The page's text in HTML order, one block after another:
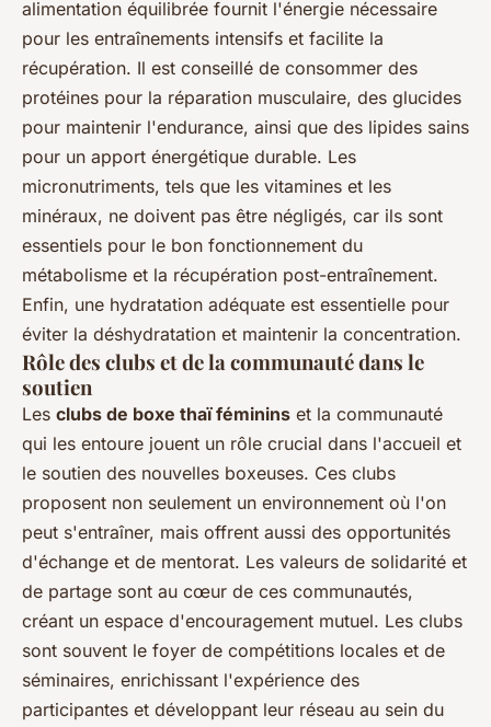
alimentation équilibrée fournit l'énergie nécessaire
pour les entraînements intensifs et facilite la
récupération. Il est conseillé de consommer des
protéines pour la réparation musculaire, des glucides
pour maintenir l'endurance, ainsi que des lipides sains
pour un apport énergétique durable. Les
micronutriments, tels que les vitamines et les
minéraux, ne doivent pas être négligés, car ils sont
essentiels pour le bon fonctionnement du
métabolisme et la récupération post-entraînement.
Enfin, une hydratation adéquate est essentielle pour
éviter la déshydratation et maintenir la concentration.
Rôle des clubs et de la communauté dans le
soutien
Les clubs de boxe thaï féminins et la communauté
qui les entoure jouent un rôle crucial dans l'accueil et
le soutien des nouvelles boxeuses. Ces clubs
proposent non seulement un environnement où l'on
peut s'entraîner, mais offrent aussi des opportunités
d'échange et de mentorat. Les valeurs de solidarité et
de partage sont au cœur de ces communautés,
créant un espace d'encouragement mutuel. Les clubs
sont souvent le foyer de compétitions locales et de
séminaires, enrichissant l'expérience des
participantes et développant leur réseau au sein du